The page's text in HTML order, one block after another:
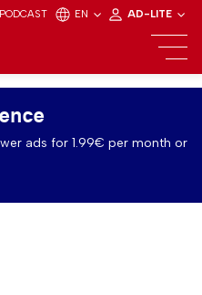
PODCAST EN AD-LITE
ads for 1.99€ per month or